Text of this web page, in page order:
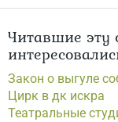
Читавшие эту
Закон о выгуле
Цирк в дк искра
Театральные